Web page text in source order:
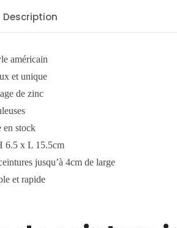
Description
américain
et unique
de zinc
en stock
6.5 x L 15.5cm
jusqu’à 4cm de large
et rapide